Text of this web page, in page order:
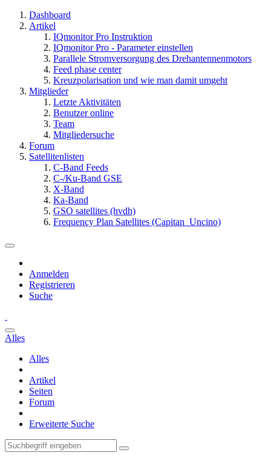
Dashboard
Artikel
IQmonitor Pro Instruktion
IQmonitor Pro - Parameter einstellen
Parallele Stromversorgung des Drehantennenmotors
Feed phase center
Kreuzpolarisation und wie man damit umgeht
Mitglieder
Letzte Aktivitäten
Benutzer online
Team
Mitgliedersuche
Forum
Satellitenlisten
C-Band Feeds
C-/Ku-Band GSE
X-Band
Ka-Band
GSO satellites (hvdh)
Frequency Plan Satellites (Capitan_Uncino)
Anmelden
Registrieren
Suche
Alles
Alles
Artikel
Seiten
Forum
Erweiterte Suche